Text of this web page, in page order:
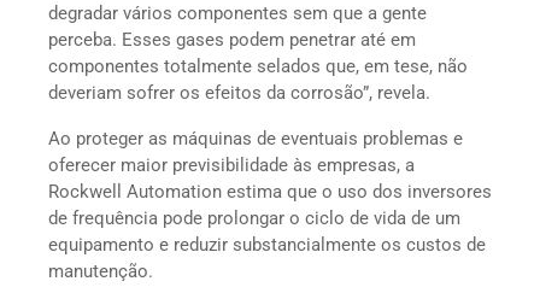
degradar vários componentes sem que a gente
perceba. Esses gases podem penetrar até em
componentes totalmente selados que, em tese, não
deveriam sofrer os efeitos da corrosão”, revela.
Ao proteger as máquinas de eventuais problemas e
oferecer maior previsibilidade às empresas, a
Rockwell Automation estima que o uso dos inversores
de frequência pode prolongar o ciclo de vida de um
equipamento e reduzir substancialmente os custos de
manutenção.